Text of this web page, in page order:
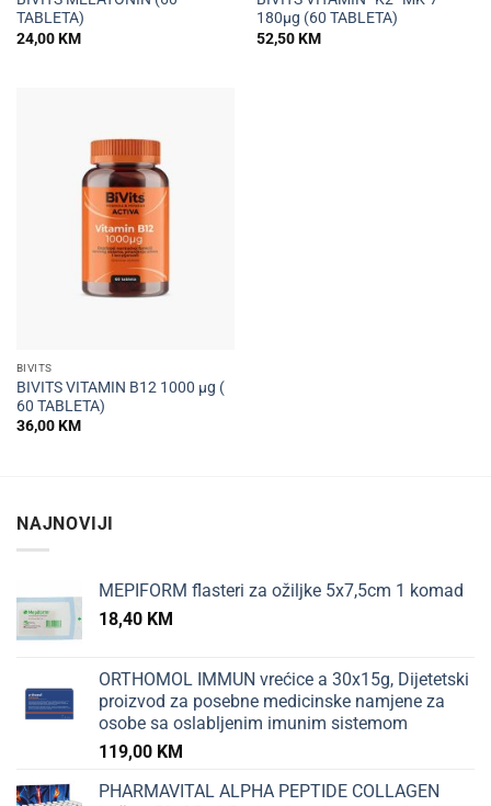
TABLETA)
24,00KM
180µg (60 TABLETA)
52,50KM
BIVITS
BIVITS VITAMIN B12 1000 µg (
60 TABLETA)
36,00KM
NAJNOVIJI
MEPIFORM flasteri za ožiljke 5x7,5cm 1 komad
18,40 KM
ORTHOMOL IMMUN vrećice a 30x15g, Dijetetski
proizvod za posebne medicinske namjene za
osobe sa oslabljenim imunim sistemom
119,00 KM
PHARMAVITAL ALPHA PEPTIDE COLLAGEN